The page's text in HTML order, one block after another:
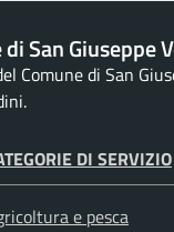
San Giuseppe
Comune di San
DI SERVIZIO
e pesca